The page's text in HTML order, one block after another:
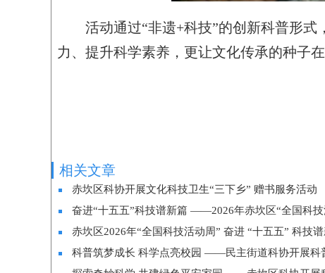
活动通过“非遗+科技”的创新科普形
力、提升科学素养，更让文化传承的种子
相关文章
赤坎区科协开展文化科技卫生“三下乡” 赠书服务活动
奋进“十五五”科技谱新篇 ——2026年赤坎区“全国科
赤坎区2026年“全国科技活动周” 奋进 “十五五” 科技
科普筑梦成长 科学点亮校园 ——民主街道科协开展科